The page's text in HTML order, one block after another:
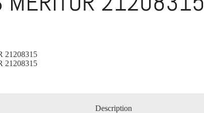
21208315
21208315
Description